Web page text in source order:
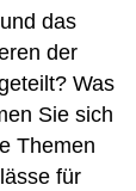
das
der
Was
Sie sich
Themen
für